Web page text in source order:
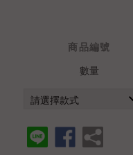
商品編號
數量